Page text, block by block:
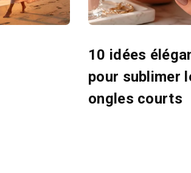
10 idées
pour sublimer
ongles courts